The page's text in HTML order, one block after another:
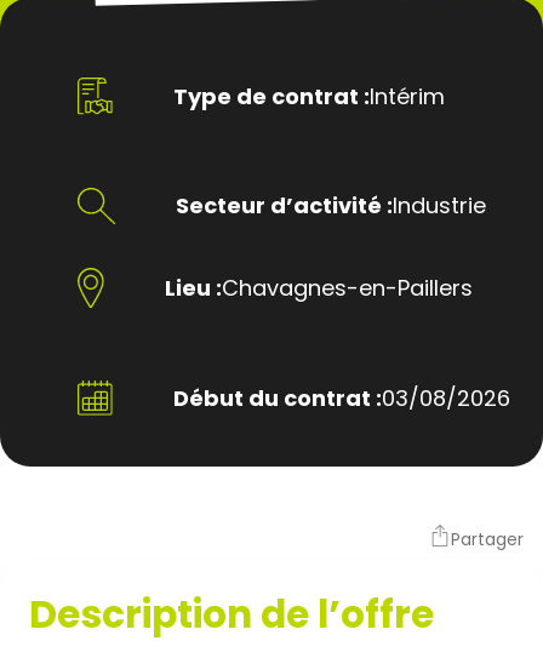
Type de contrat :Intérim
Secteur d’activité :Industrie
Lieu :Chavagnes-en-Paillers
Début du contrat :03/08/2026
Partager
Description de l’offre